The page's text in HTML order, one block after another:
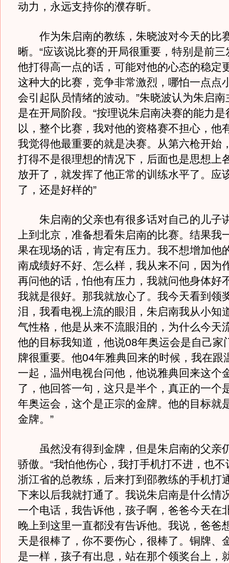
动力，永远支持你的濮存昕。
作为朱启南的教练，朱晓波对今天的比
晰。“应该说比赛的开局很重要，特别是前
他打得高一点的话，可能对他的心态的稳定
这种大的比赛，竞争非常激烈，哪怕一点点
会引起队员情绪的波动。”朱晓波认为朱启
是在开局阶段。“按理说朱启南决赛的能力
以，整个比赛，我对他的资格赛不担心，他
我觉得他最重要的就是决赛。从第六枪开始
打得不是很理想的情况下，后面也是思想上
放开了，就发挥了他正常的训练水平了。应
了，还是好样的”
朱启南的父亲也有很多话对自己的儿子
上到北京，准备想看朱启南的比赛。结果我
果在现场的话，肯定有压力。我不想增加他
南成绩好不好、怎么样，我从来不问，因为
再问他的话，怕他有压力，我就问他身体好
我就是很好。那我就放心了。我今天看到领
泪，我看电视上流的眼泪，朱启南我从小知
气性格，他是从来不流眼泪的，为什么今天
他的目标我知道，他说08年奥运会是自己家
牌很重要。他04年雅典回来的时候，我在跟
一起，温州电视台问他，他说雅典回来这个
了，他回答一句，这只是半个，真正的一个
年奥运会，这个是正宗的金牌。他的目标就
金牌。”
虽然没有得到金牌，但是朱启南的父亲
骄傲。“我怕他伤心，我打手机打不进，也
浙江省的总教练，后来打到邵教练的手机打
下来以后我就打通了。我说朱启南是什么情
一个电话，我告诉他，孩子啊，爸爸今天在
晚上到这里一直都没有告诉他。我说，爸爸
天是很棒了，你不要伤心，很棒了。铜牌、
是一样，孩子有出息，站在那个领奖台上，